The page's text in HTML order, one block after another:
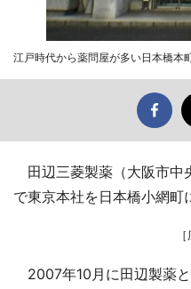
江戸時代から薬問屋が多い日本橋本
田辺三菱製薬（大阪市中
で東京本社を日本橋小網町
2007年10月に田辺製薬